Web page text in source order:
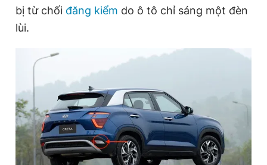
Thông tin tòa soạn Liên hệ quảng cáo
Đọc Thanh Niên trên điện thoại
bị từ chối đăng kiểm do ô tô chỉ sáng một đèn
lùi.